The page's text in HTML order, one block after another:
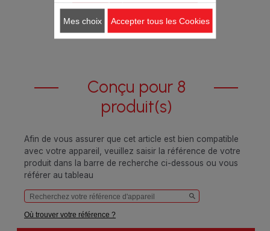
Ajouter au panier
Conçu pour 8
produit(s)
Afin de vous assurer que cet article est bien compatible
avec votre appareil, veuillez saisir la référence de votre
produit dans la barre de recherche ci-dessous ou vous
référer au tableau
Où trouver votre référence ?
Mes choix Accepter tous les Cookies